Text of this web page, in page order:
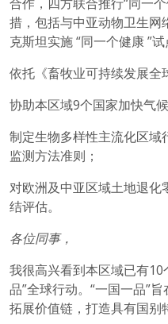
措，包括与中亚动物卫生
克斯坦实施 “同一个健康 ”试
依托《畜牧业可持续发展全
协助本区域9个国家加快气
制定生物多样性主流化区域
监测方法准则；
对欧洲及中亚区域土地退化
结评估。
各位同事，
我很高兴看到本区域已有
品”全球行动。“一国一品”
拓展价值链，打造具有国别